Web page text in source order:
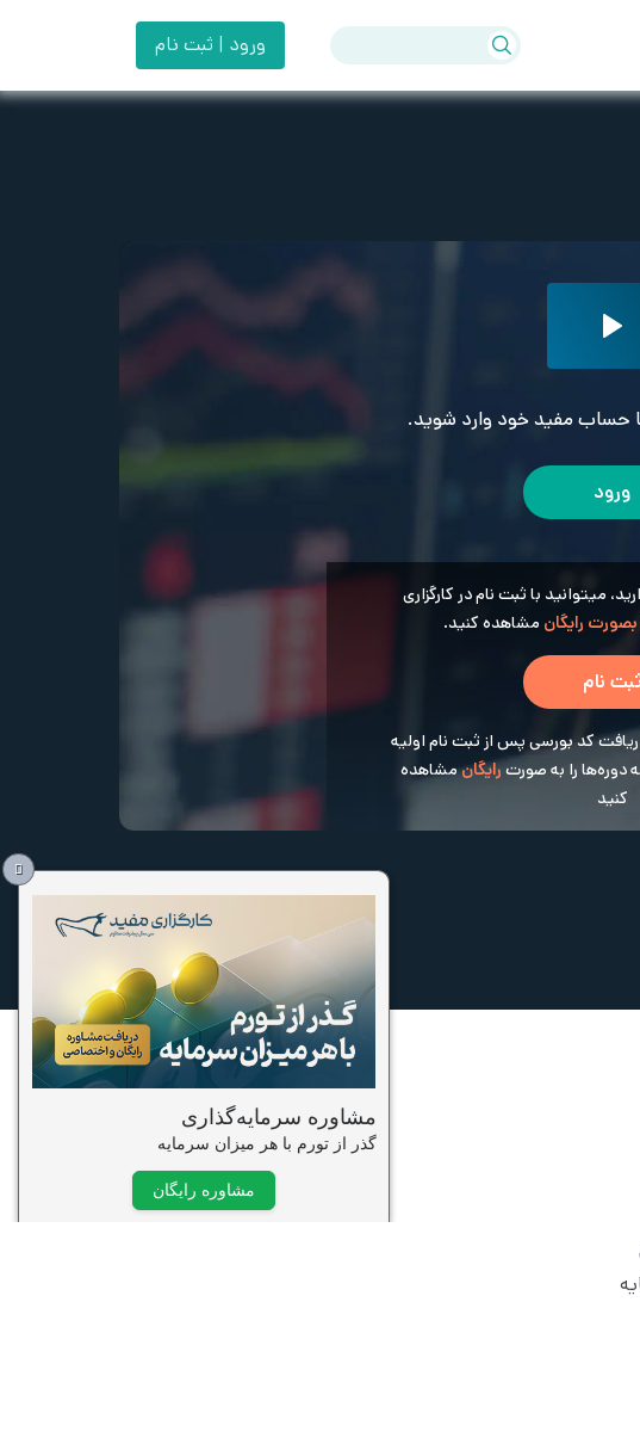
ورود | ثبت نام
حساب مفید خود وارد شوید.
ورود
میتوانید با ثبت نام در کارگزاری
بصورت رایگان مشاهده کنید.
ثبت نام
دریافت کد بورسی پس از ثبت نام اولیه
دوره‌ها را به صورت رایگانمشاهده
کنید